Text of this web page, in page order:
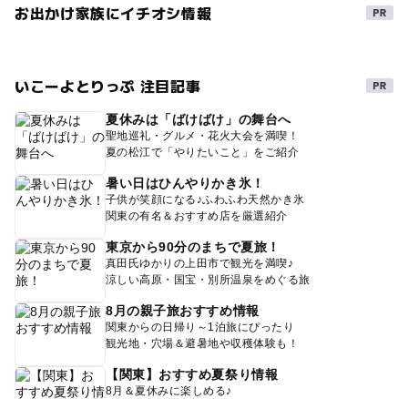
お出かけ家族にイチオシ情報
いこーよとりっぷ 注目記事
夏休みは「ばけばけ」の舞台へ
聖地巡礼・グルメ・花火大会を満喫！
夏の松江で「やりたいこと」をご紹介
暑い日はひんやりかき氷！
子供が笑顔になる♪ふわふわ天然かき氷
関東の有名＆おすすめ店を厳選紹介
東京から90分のまちで夏旅！
真田氏ゆかりの上田市で観光を満喫♪
涼しい高原・国宝・別所温泉をめぐる旅
8月の親子旅おすすめ情報
関東からの日帰り～1泊旅にぴったり
観光地・穴場＆避暑地や収穫体験も！
【関東】おすすめ夏祭り情報
8月＆夏休みに楽しめる♪